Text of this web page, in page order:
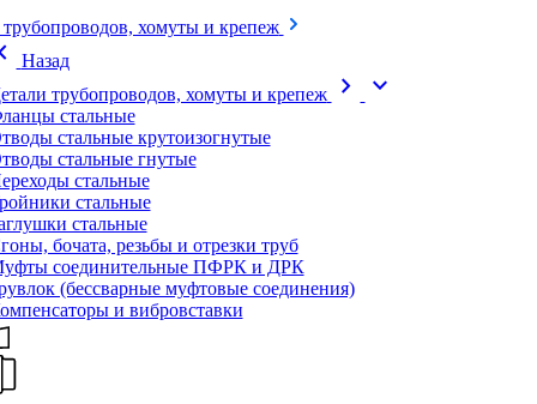
трубопроводов, хомуты и крепеж
Назад
трубопроводов, хомуты и крепеж
chevron_right expand_more
стальные
стальные крутоизогнутые
стальные гнутые
стальные
стальные
стальные
бочата, резьбы и отрезки труб
соединительные ПФРК и ДРК
(бессварные муфтовые соединения)
и вибровставки